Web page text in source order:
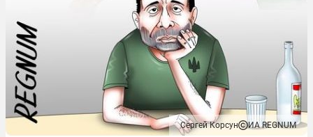
Сергей Корсун ИА REGNUM